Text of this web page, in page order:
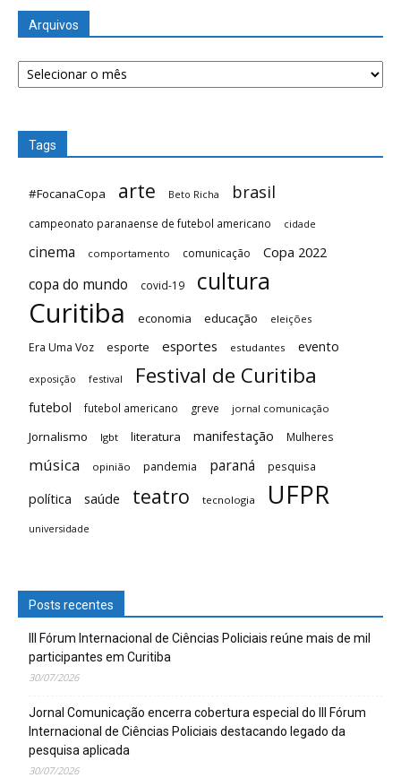
Arquivos
Arquivos
Tags
#FocanaCopa arte Beto Richa brasil
campeonato paranaense de futebol americano cidade
cinema comportamento comunicação Copa 2022
copa do mundo covid-19 cultura
Curitiba economia educação eleições
Era Uma Voz esporte esportes estudantes evento
exposição festival Festival de Curitiba
futebol futebol americano greve jornal comunicação
Jornalismo lgbt literatura manifestação Mulheres
música opinião pandemia paraná pesquisa
política saúde teatro tecnologia UFPR
universidade
Posts recentes
III Fórum Internacional de Ciências Policiais reúne mais de mil
participantes em Curitiba
30/07/2026
Jornal Comunicação encerra cobertura especial do III Fórum
Internacional de Ciências Policiais destacando legado da
pesquisa aplicada
30/07/2026